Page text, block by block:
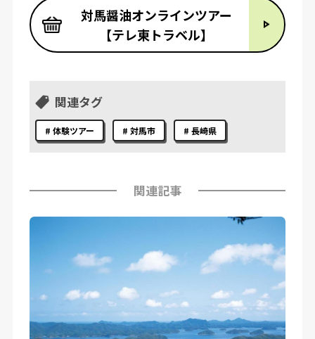
対馬醤油オンラインツアー
【テレ東トラベル】
関連タグ
体験ツアー 対馬市 長崎県
関連記事